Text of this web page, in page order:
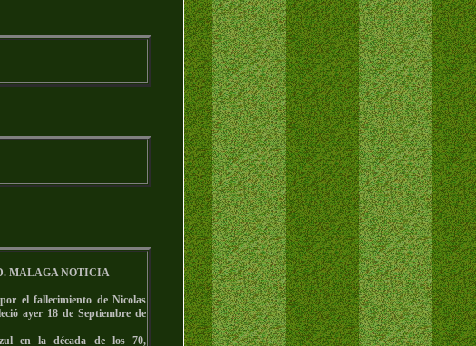
MALAGA NOTICIA
el fallecimiento de Nicolas
ayer 18 de Septiembre de
en la década de los 70,